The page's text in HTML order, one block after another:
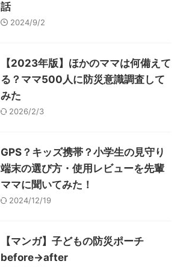
話
2024/9/2
【2023年版】ほかのママは何備えて
る？ママ500人に防災意識調査して
みた
2026/2/3
GPS？キッズ携帯？小学生の見守り
端末の選び方・使用レビューを先輩
ママに聞いてみた！
2024/12/19
【マンガ】子どもの防災ポーチ
before→after